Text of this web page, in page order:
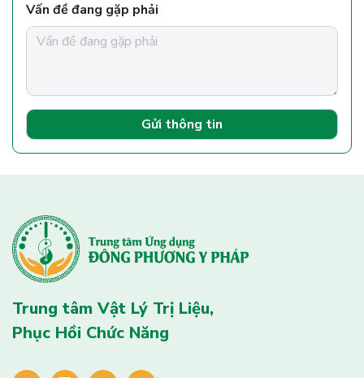
Vấn đề đang gặp phải
Gửi thông tin
Trung tâm Vật Lý Trị Liệu,
Phục Hồi Chức Năng